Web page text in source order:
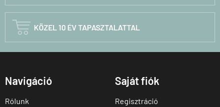
 KÖZEL 10 ÉV TAPASZTALATTAL
Navigáció
Rólunk
Saját fiók
Regisztráció